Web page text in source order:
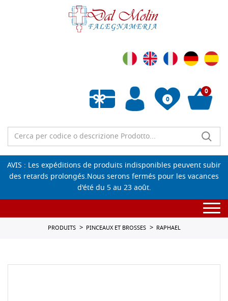
0
Liste de souhaits vide
0
AVIS : Les expéditions de produits indisponibles peuvent subir
des retards prolongés.Nous serons fermés pour les vacances
d'été du 5 au 23 août.
PRODUITS PINCEAUX ET BROSSES RAPHAEL